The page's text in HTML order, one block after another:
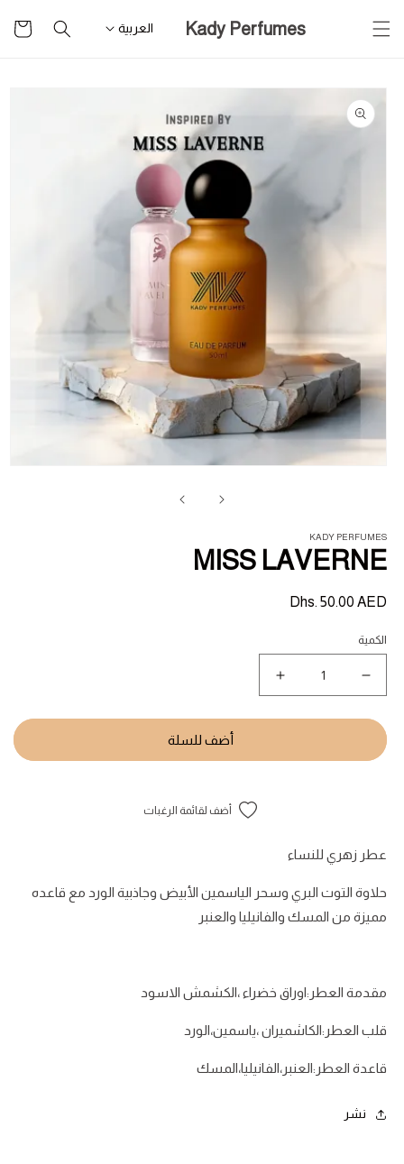
للمحتوى
Kady Perfumes العربية
التسوق
تخطى
لمعلومات
المنتج
KADY PERFUMES
MISS LAVERNE
السعر
Dhs. 50.00 AED
الكمية
كمية
MISS
زيادة
كمية
MISS
LAVERNEأضف للسلة
أضف لقائمة الرغبات
عطر زهري للنساء
حلاوة التوت البري وسحر الياسمين الأبيض وجاذبية الورد مع قاعده
مميزة من المسك والفانيليا والعنبر
مقدمة العطر:اوراق خضراء ،الكشمش الاسود
قلب العطر:الكاشميران ،ياسمين،الورد
قاعدة العطر:العنبر،الفانيليا،المسك
نشر